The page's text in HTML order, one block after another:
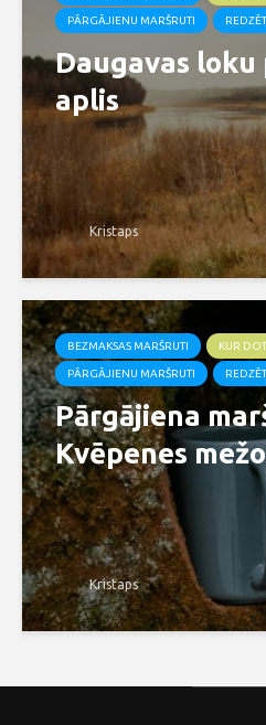
PĀRGĀJIENU MARŠRUTI
Daugavas loku
aplis
Kristaps
BEZMAKSAS MARŠRUTI KUR
PĀRGĀJIENU MARŠRUTI
Pārgājiena
Kvēpenes
Kristaps